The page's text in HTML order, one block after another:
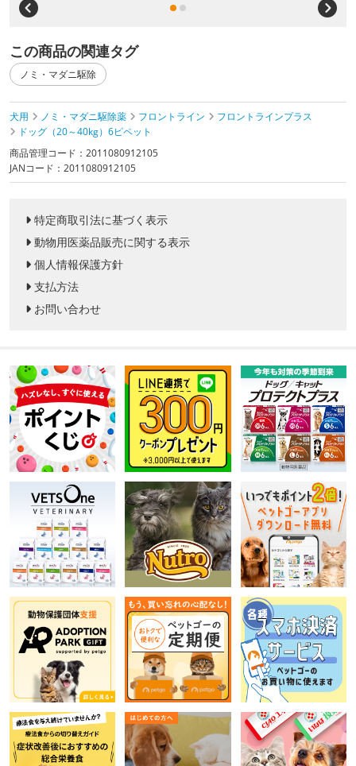
この商品の関連タグ
ノミ・マダニ駆除
犬用 ノミ・マダニ駆除薬 フロントライン
フロントラインプラス
ドッグ（20～40kg）6ピペット
商品管理コード：2011080912105
JANコード：2011080912105
特定商取引法に基づく表示
動物用医薬品販売に関する表示
個人情報保護方針
支払方法
お問い合わせ